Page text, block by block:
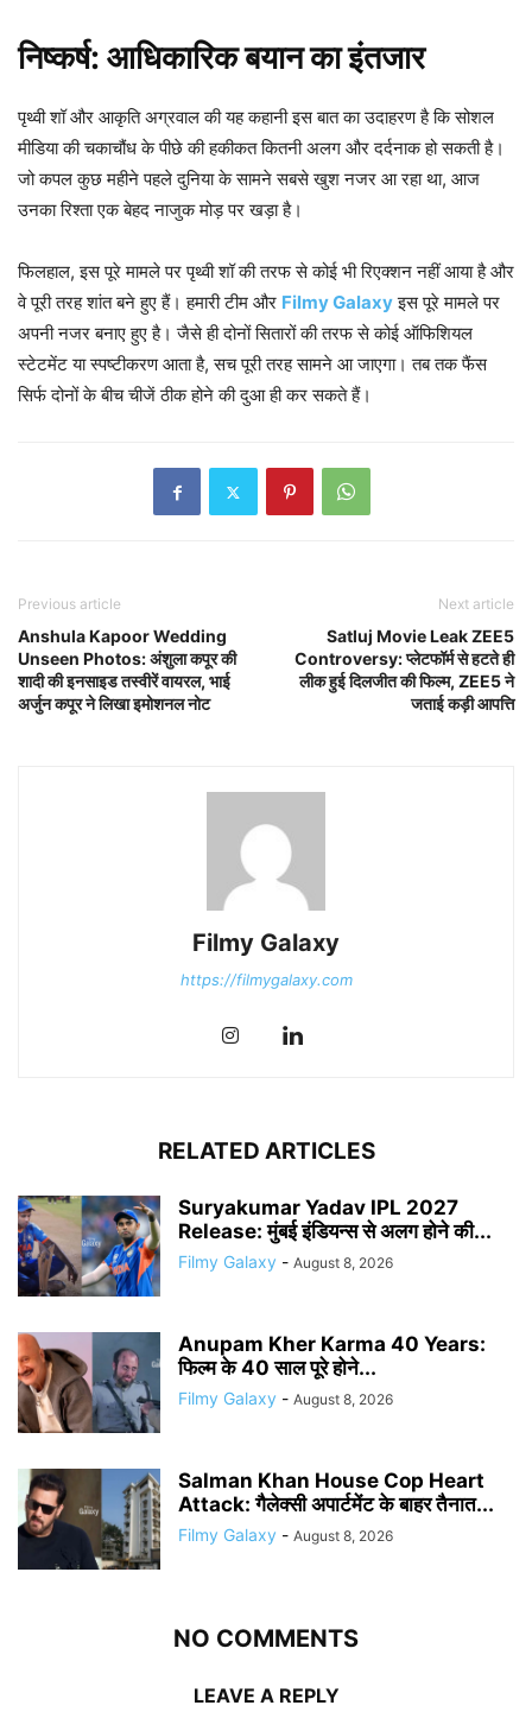
निष्कर्ष: आधिकारिक बयान का इंतजार
पृथ्वी शॉ और आकृति अग्रवाल की यह कहानी इस बात का उदाहरण है कि सोशल
मीडिया की चकाचौंध के पीछे की हकीकत कितनी अलग और दर्दनाक हो सकती है।
जो कपल कुछ महीने पहले दुनिया के सामने सबसे खुश नजर आ रहा था, आज
उनका रिश्ता एक बेहद नाजुक मोड़ पर खड़ा है।
फिलहाल, इस पूरे मामले पर पृथ्वी शॉ की तरफ से कोई भी रिएक्शन नहीं आया है और
वे पूरी तरह शांत बने हुए हैं। हमारी टीम और Filmy Galaxyइस पूरे मामले पर
अपनी नजर बनाए हुए है। जैसे ही दोनों सितारों की तरफ से कोई ऑफिशियल
स्टेटमेंट या स्पष्टीकरण आता है, सच पूरी तरह सामने आ जाएगा। तब तक फैंस
सिर्फ दोनों के बीच चीजें ठीक होने की दुआ ही कर सकते हैं।
Previous article
Anshula Kapoor Wedding
Unseen Photos: अंशुला कपूर की
शादी की इनसाइड तस्वीरें वायरल, भाई
अर्जुन कपूर ने लिखा इमोशनल नोट
Next article
Satluj Movie Leak ZEE5
Controversy: प्लेटफॉर्म से हटते ही
लीक हुई दिलजीत की फिल्म, ZEE5 ने
जताई कड़ी आपत्ति
Filmy Galaxy
https://filmygalaxy.com
RELATED ARTICLES
Suryakumar Yadav IPL 2027
Release: मुंबई इंडियन्स से अलग होने की...
Filmy Galaxy - August 8, 2026
Anupam Kher Karma 40 Years:
फिल्म के 40 साल पूरे होने...
Filmy Galaxy - August 8, 2026
Salman Khan House Cop Heart
Attack: गैलेक्सी अपार्टमेंट के बाहर तैनात...
Filmy Galaxy - August 8, 2026
NO COMMENTS
LEAVE A REPLY